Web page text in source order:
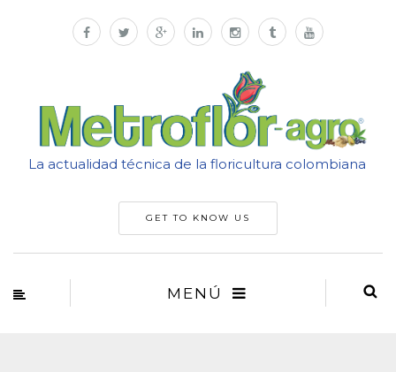
La actualidad técnica de la floricultura colombiana
GET TO KNOW US
MENÚ